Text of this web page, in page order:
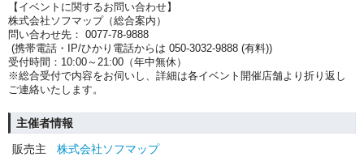
【イベントに関するお問い合わせ】
株式会社ソフマップ（総合案内）
問い合わせ先： 0077-78-9888
(携帯電話・IP/ひかり電話からは 050-3032-9888 (有料))
受付時間：10:00～21:00（年中無休）
※総合受付で内容をお伺いし、詳細は各イベント開催店舗より折り返し
ご連絡いたします。
主催者情報
販売主
株式会社ソフマップ